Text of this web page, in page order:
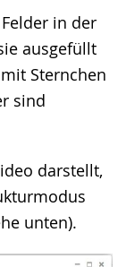
in der
ausgefüllt
Sternchen
sind
darstellt,
unten).